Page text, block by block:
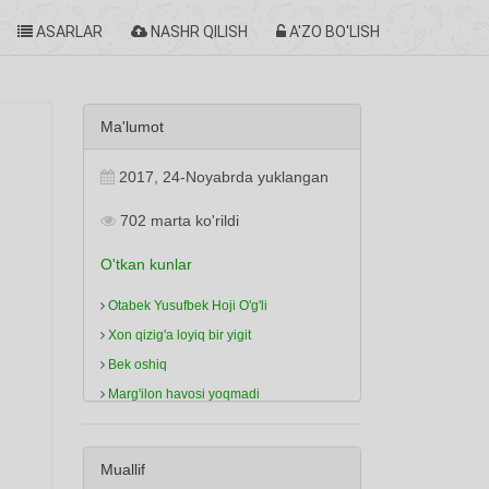
ASARLAR NASHR QILISH A'ZO BO'LISH
Ma'lumot
2017, 24-Noyabrda yuklangan
702 marta ko'rildi
O'tkan kunlar
Otabek Yusufbek Hoji O'g'li
Xon qizig'a loyiq bir yigit
Bek oshiq
Marg'ilon havosi yoqmadi
Muallif